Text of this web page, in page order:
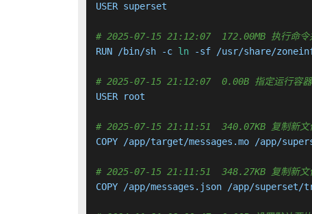
USER superset
# 2025-07-15 21:12:07  172.00MB 执行命令
RUN /bin/sh -c ln -sf /usr/share/
# 2025-07-15 21:12:07  0.00B 指定运行容器
USER root
# 2025-07-15 21:11:51  340.07KB 复制新文
COPY /app/target/messages.mo /app/
# 2025-07-15 21:11:51  348.27KB 复制新文
COPY /app/messages.json /app/superset/